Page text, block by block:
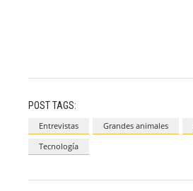
POST TAGS:
Entrevistas Grandes animales
Tecnología